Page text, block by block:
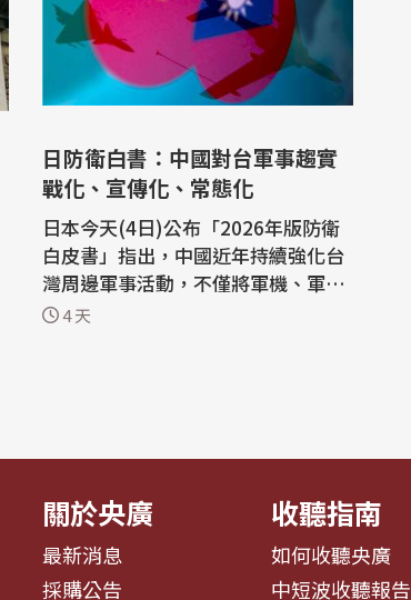
日防衛白書：中國對台軍事趨實
戰化、宣傳化、常態化
日本今天(4日)公布「2026年版防衛
白皮書」指出，中國近年持續強化台
灣周邊軍事活動，不僅將軍機、軍艦
部署常態化，更透過大規模軍演，持
4 天
關於央廣
最新消息
採購公告
收聽指南
如何收聽央廣
中短波收聽報告